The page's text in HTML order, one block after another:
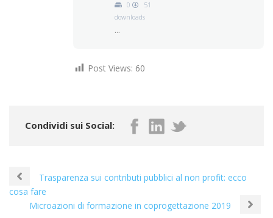
0
51
downloads
...
Post Views: 60
Condividi sui Social:
Trasparenza sui contributi pubblici al non profit: ecco
cosa fare
Microazioni di formazione in coprogettazione 2019